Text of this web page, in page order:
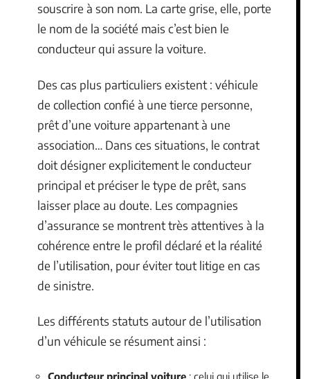
souscrire à son nom. La carte grise, elle, porte
le nom de la société mais c’est bien le
conducteur qui assure la voiture.
Des cas plus particuliers existent : véhicule
de collection confié à une tierce personne,
prêt d’une voiture appartenant à une
association… Dans ces situations, le contrat
doit désigner explicitement le conducteur
principal et préciser le type de prêt, sans
laisser place au doute. Les compagnies
d’assurance se montrent très attentives à la
cohérence entre le profil déclaré et la réalité
de l’utilisation, pour éviter tout litige en cas
de sinistre.
Les différents statuts autour de l’utilisation
d’un véhicule se résument ainsi :
Conducteur principal voiture : celui qui utilise le